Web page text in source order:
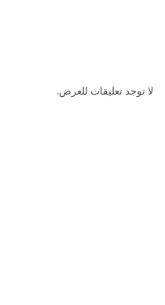
لا توجد تعليقات للعرض.